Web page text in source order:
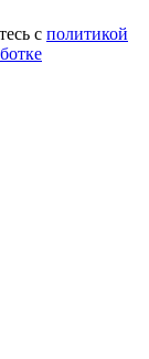
с политикой